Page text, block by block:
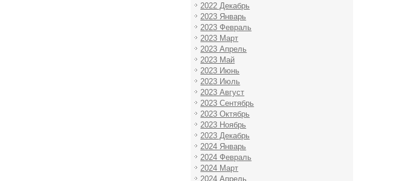
2022 Декабрь
2023 Январь
2023 Февраль
2023 Март
2023 Апрель
2023 Май
2023 Июнь
2023 Июль
2023 Август
2023 Сентябрь
2023 Октябрь
2023 Ноябрь
2023 Декабрь
2024 Январь
2024 Февраль
2024 Март
2024 Апрель